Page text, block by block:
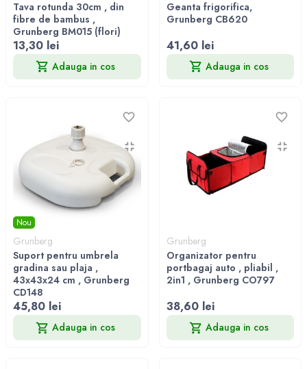
Tava rotunda 30cm , din
fibre de bambus ,
Grunberg BM015 (flori)
13,30 lei
Adauga in cos
Geanta frigorifica,
Grunberg CB620
41,60 lei
Adauga in cos
Nou
Grunberg
Suport pentru umbrela
gradina sau plaja ,
43x43x24 cm , Grunberg
CD148
45,80 lei
Adauga in cos
Grunberg
Organizator pentru
portbagaj auto , pliabil ,
2in1 , Grunberg CO797
38,60 lei
Adauga in cos